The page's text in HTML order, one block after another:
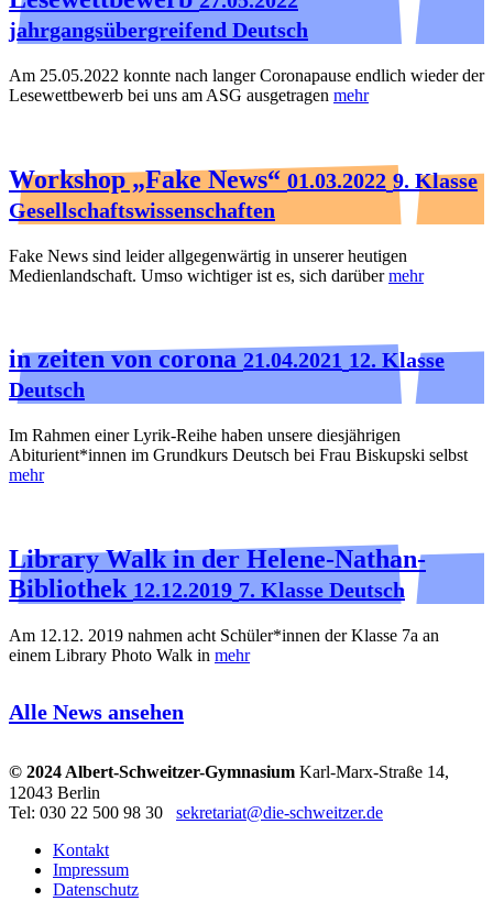
jahrgangsübergreifend Deutsch
Am 25.05.2022 konnte nach langer Coronapause endlich wieder der
Lesewettbewerb bei uns am ASG ausgetragen mehr
Workshop „Fake News“ 01.03.2022 9. Klasse
Gesellschaftswissenschaften
Fake News sind leider allgegenwärtig in unserer heutigen
Medienlandschaft. Umso wichtiger ist es, sich darübermehr
in zeiten von corona 21.04.2021 12. Klasse
Deutsch
Im Rahmen einer Lyrik-Reihe haben unsere diesjährigen
Abiturient*innen im Grundkurs Deutsch bei Frau Biskupski selbst
mehr
Library Walk in der Helene-Nathan-
Bibliothek 12.12.2019 7. Klasse Deutsch
Am 12.12. 2019 nahmen acht Schüler*innen der Klasse 7a an
einem Library Photo Walk in mehr
Alle News ansehen
© 2024 Albert-Schweitzer-Gymnasium Karl-Marx-Straße 14,
12043 Berlin
Tel: 030 22 500 98 30 sekretariat@die-schweitzer.de
Kontakt
Impressum
Datenschutz